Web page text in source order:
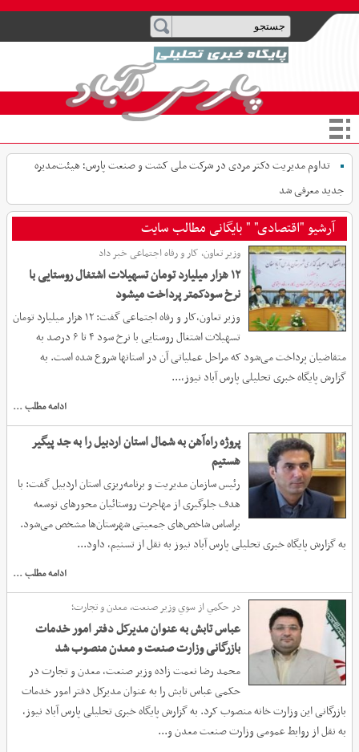
تداوم مدیریت دکتر مردی در شرکت ملی کشت و صنعت پارس؛ هیئت‌مدیره
جدید معرفی شد
آرشیو "اقتصادی" " بایگانی مطالب سایت
وزیر تعاون، کار و رفاه اجتماعی خبر داد
۱۲ هزار میلیارد تومان تسهیلات اشتغال روستایی با
نرخ سودکمتر پرداخت میشود
وزیر تعاون،کار و رفاه اجتماعی گفت: ۱۲ هزار میلیارد تومان
تسهیلات اشتغال روستایی با نرخ سود ۴ تا ۶ درصد به
متقاضیان پرداخت می‌شود که مراحل عملیاتی آن در استانها شروع شده است. به
گزارش پایگاه خبری تحلیلی پارس آباد نیوز،...
ادامه مطلب ...
پروژه راه‌آهن به شمال استان اردبیل را به جد پیگیر
هستیم‌
رئیس سازمان مدیریت و برنامه‌ریزی استان اردبیل گفت: با
هدف جلوگیری از مهاجرت روستائیان محورهای توسعه
براساس شاخص‌های جمعیتی شهرستان‌ها مشخص می‌شود.
به گزارش پایگاه خبری تحلیلی پارس آباد نیوز به نقل از تسنیم، داود...
ادامه مطلب ...
در حكمي از سوي وزیر صنعت، معدن و تجارت؛
عباس تابش به عنوان مدیرکل دفتر امور خدمات
بازرگانی وزارت صنعت و معدن منصوب شد
محمد رضا نعمت زاده وزیر صنعت، معدن و تجارت در
حکمی عباس تابش را به عنوان مدیرکل دفتر امور خدمات
بازرگانی این وزارت خانه منصوب کرد. به گزارش پایگاه خبری تحلیلی پارس آباد نیوز،
به نقل از روابط عمومی وزارت صنعت معدن و...